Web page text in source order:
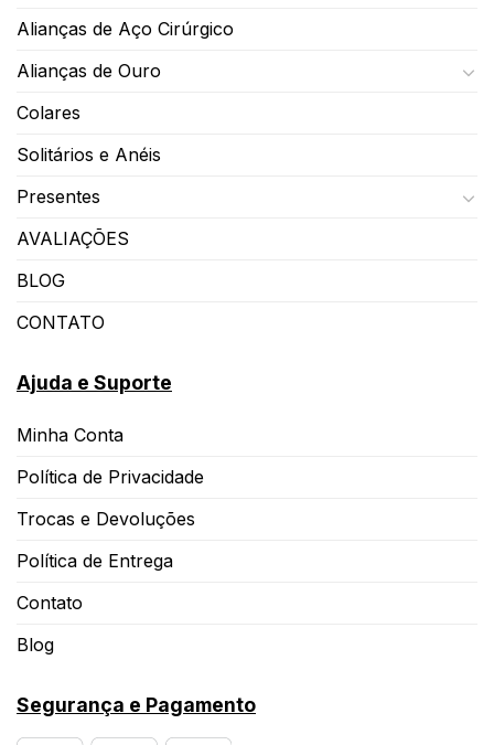
Alianças de Aço Cirúrgico
Alianças de Ouro
Colares
Solitários e Anéis
Presentes
AVALIAÇÕES
BLOG
CONTATO
Ajuda e Suporte
Minha Conta
Política de Privacidade
Trocas e Devoluções
Política de Entrega
Contato
Blog
Segurança e Pagamento